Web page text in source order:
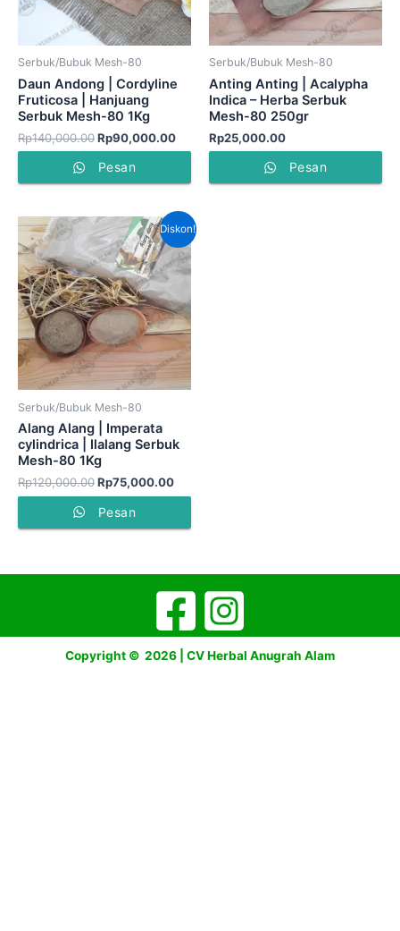
Serbuk/Bubuk Mesh-80
Daun Andong | Cordyline
Fruticosa | Hanjuang
Serbuk Mesh-80 1Kg
Rp140,000.00Rp90,000.00
Pesan
Serbuk/Bubuk Mesh-80
Anting Anting | Acalypha
Indica – Herba Serbuk
Mesh-80 250gr
Rp25,000.00
Pesan
Diskon!
Serbuk/Bubuk Mesh-80
Alang Alang | Imperata
cylindrica | Ilalang Serbuk
Mesh-80 1Kg
Rp120,000.00
Harga
aslinya
adalah:
Rp120,000.00.
Rp75,000.00
Harga
saat
ini
adalah:
Pesan
Copyright © 2026 | CV Herbal Anugrah Alam